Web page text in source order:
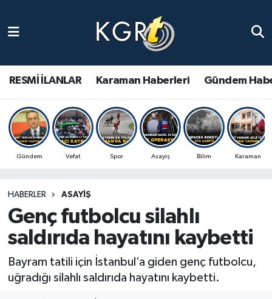
RESMİ İLANLAR Karaman Haberleri Gündem
Gündem Vefat Spor Asayiş Bilim Karaman
HABERLER ASAYIŞ
Genç futbolcu silahlı
saldırıda hayatını kaybetti
Bayram tatili için İstanbul’a giden genç futbolcu,
uğradığı silahlı saldırıda hayatını kaybetti.
Gündem Haberleri
Güncel Haberler
Spor Haberleri
Ulusal Haberler
Vefat Edenler